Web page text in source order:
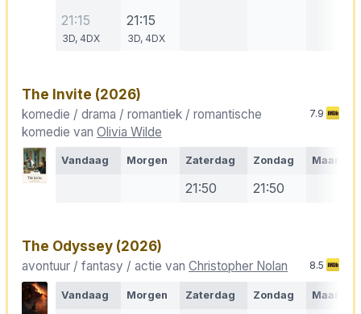
21:15
3D, 4DX
21:15
3D, 4DX
The Invite (2026)
komedie / drama / romantiek / romantische
komedie van Olivia Wilde
7.9
Vandaag Morgen Zaterdag Zondag Maandag
21:50 21:50
The Odyssey (2026)
avontuur / fantasy / actie van Christopher Nolan 8.5
Vandaag Morgen Zaterdag Zondag Maandag